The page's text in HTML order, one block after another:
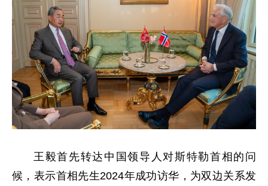
王毅首先转达中国领导人对斯特勒首相的问
候，表示首相先生2024年成功访华，为双边关系发